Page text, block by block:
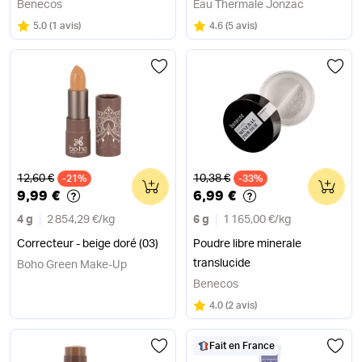
Benecos
Note
5.0 sur 5
(1 avis)
Eau Thermale Jonzac
Note
4.6 sur 5
(5 avis)
Ancien prix
12,60 € -21%
9,99 €
4 g 2 854,29 €/ kg
Correcteur - beige doré (03)
0
Boho Green Make-Up
Ancien prix
10,38 € -33%
6,99 €
6 g 1 165,00 €/ kg
Poudre libre minerale
translucide
0
Benecos
Note
4.0 sur 5
(2 avis)
Fait en France